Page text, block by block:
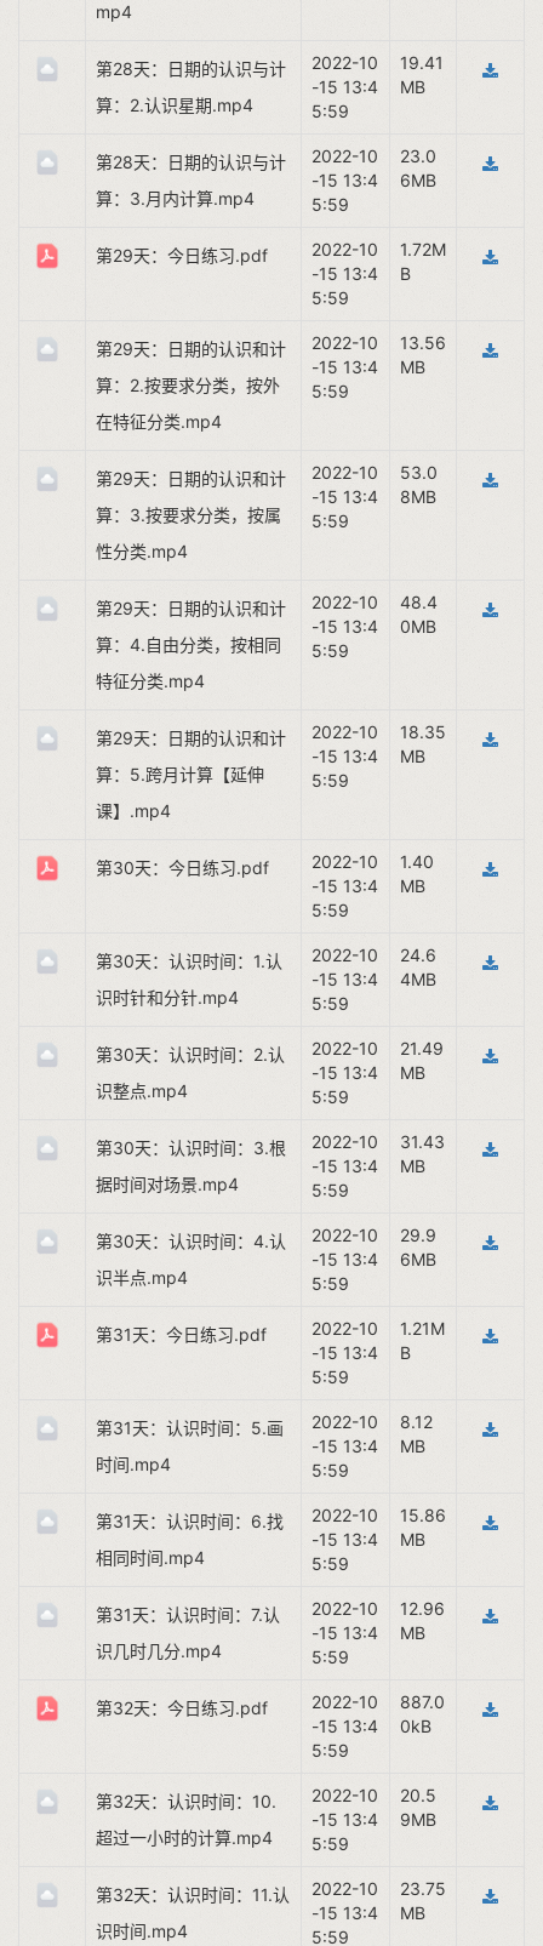
mp4
第28天：日期的认识与计
算：2.认识星期.mp4
2022-10
-15 13:4
5:59
19.41
MB
第28天：日期的认识与计
算：3.月内计算.mp4
2022-10
-15 13:4
5:59
23.0
6MB
第29天：今日练习.pdf
2022-10
-15 13:4
5:59
1.72M
B
第29天：日期的认识和计
算：2.按要求分类，按外
在特征分类.mp4
2022-10
-15 13:4
5:59
13.56
MB
第29天：日期的认识和计
算：3.按要求分类，按属
性分类.mp4
2022-10
-15 13:4
5:59
53.0
8MB
第29天：日期的认识和计
算：4.自由分类，按相同
特征分类.mp4
2022-10
-15 13:4
5:59
48.4
0MB
第29天：日期的认识和计
算：5.跨月计算【延伸
课】.mp4
2022-10
-15 13:4
5:59
18.35
MB
第30天：今日练习.pdf
2022-10
-15 13:4
5:59
1.40
MB
第30天：认识时间：1.认
识时针和分针.mp4
2022-10
-15 13:4
5:59
24.6
4MB
第30天：认识时间：2.认
识整点.mp4
2022-10
-15 13:4
5:59
21.49
MB
第30天：认识时间：3.根
据时间对场景.mp4
2022-10
-15 13:4
5:59
31.43
MB
第30天：认识时间：4.认
识半点.mp4
2022-10
-15 13:4
5:59
29.9
6MB
第31天：今日练习.pdf
2022-10
-15 13:4
5:59
1.21M
B
第31天：认识时间：5.画
时间.mp4
2022-10
-15 13:4
5:59
8.12
MB
第31天：认识时间：6.找
相同时间.mp4
2022-10
-15 13:4
5:59
15.86
MB
第31天：认识时间：7.认
识几时几分.mp4
2022-10
-15 13:4
5:59
12.96
MB
第32天：今日练习.pdf
2022-10
-15 13:4
5:59
887.0
0kB
第32天：认识时间：10.
超过一小时的计算.mp4
2022-10
-15 13:4
5:59
20.5
9MB
第32天：认识时间：11.认
识时间.mp4
2022-10
-15 13:4
5:59
23.75
MB